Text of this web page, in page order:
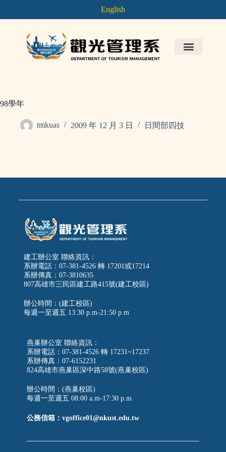
English
98學年
tmkuas 2009 年 12 月 3 日 日間部四技
建工辦公室 聯絡資訊：
系辦電話：07-381-4526 轉 17201或17214
系辦傳真：07-3810635
807高雄市三民區建工路415號(建工校區)
辦公時間：(建工校區)
每週一至週五 13:30 p.m-21:50 p.m
燕巢辦公室 聯絡資訊：
系辦電話：07-381-4526 轉 17231~17237
系辦傳真：07-6152231
824高雄市燕巢區深中路58號(燕巢校區)
辦公時間：(燕巢校區)
每週一至週五 08:00 a.m-17:30 p.m
公務信箱：vgoffice01@nkust.edu.tw